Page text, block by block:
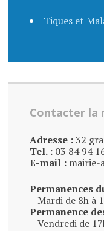
Tiques et
Contacter la
Adresse :32
Tel. :03 84 94
E-mail :mairie-
Permanences
– Mardi de 8h à
Permanence
– Vendredi de